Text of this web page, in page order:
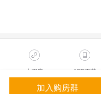
加入购房群
小程序 APP下载